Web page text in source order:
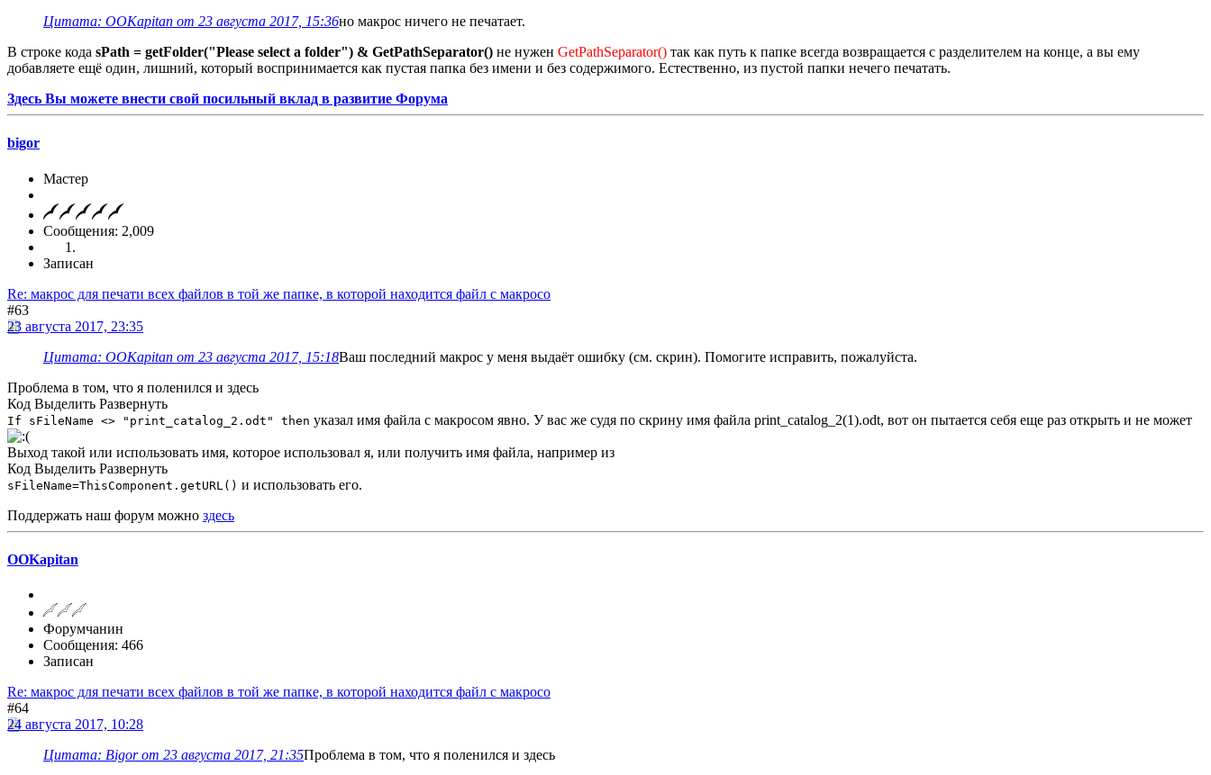
Цитата: OOKapitan от 23 августа 2017, 15:36но макрос ничего не печатает.
В строке кода sPath = getFolder("Please select a folder") & GetPathSeparator() не нужен GetPathSeparator() так как путь к папке всегда возвращается с разделителем на конце, а вы ему
добавляете ещё один, лишний, который воспринимается как пустая папка без имени и без содержимого. Естественно, из пустой папки нечего печатать.
Здесь Вы можете внести свой посильный вклад в развитие Форума
bigor
Мастер
Сообщения: 2,009
Записан
Re: макрос для печати всех файлов в той же папке, в которой находится файл с макросо
#63
23 августа 2017, 23:35
Цитата: OOKapitan от 23 августа 2017, 15:18Ваш последний макрос у меня выдаёт ошибку (см. скрин). Помогите исправить, пожалуйста.
Проблема в том, что я поленился и здесь
Код Выделить Развернуть
If sFileName <> "print_catalog_2.odt" then указал имя файла с макросом явно. У вас же судя по скрину имя файла print_catalog_2(1).odt, вот он пытается себя еще раз открыть и не может
Выход такой или использовать имя, которое использовал я, или получить имя файла, например из
Код Выделить Развернуть
sFileName=ThisComponent.getURL() и использовать его.
Поддержать наш форум можно здесь
OOKapitan
Форумчанин
Сообщения: 466
Записан
Re: макрос для печати всех файлов в той же папке, в которой находится файл с макросо
#64
24 августа 2017, 10:28
Цитата: Bigor от 23 августа 2017, 21:35Проблема в том, что я поленился и здесь